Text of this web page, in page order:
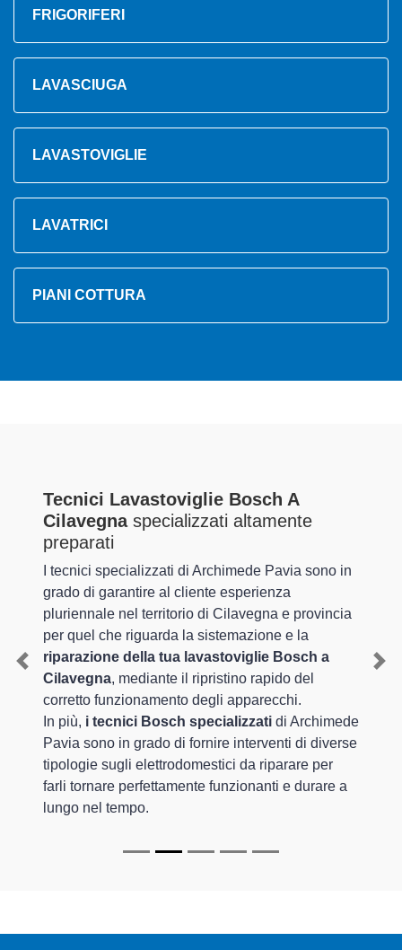
FRIGORIFERI
LAVASCIUGA
LAVASTOVIGLIE
LAVATRICI
PIANI COTTURA
Tecnici Lavastoviglie Bosch A
Cilavegnaspecializzati altamente
preparati
I tecnici specializzati di Archimede Pavia sono in
grado di garantire al cliente esperienza
pluriennale nel territorio di Cilavegna e provincia
per quel che riguarda la sistemazione e la
riparazione della tua lavastoviglie Bosch a
Cilavegna, mediante il ripristino rapido del
corretto funzionamento degli apparecchi.
In più, i tecnici Bosch specializzati di Archimede
Pavia sono in grado di fornire interventi di diverse
tipologie sugli elettrodomestici da riparare per
farli tornare perfettamente funzionanti e durare a
lungo nel tempo.
Previous